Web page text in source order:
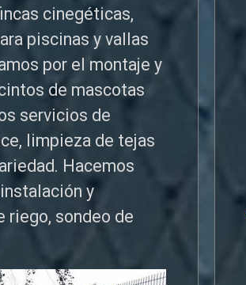
cinegéticas,
piscinas y vallas
por el montaje y
de mascotas
servicios de
limpieza de tejas
Hacemos
y
riego, sondeo de